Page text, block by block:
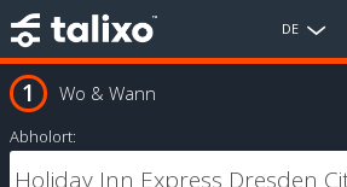
DE
Wo & Wann
Abholort: